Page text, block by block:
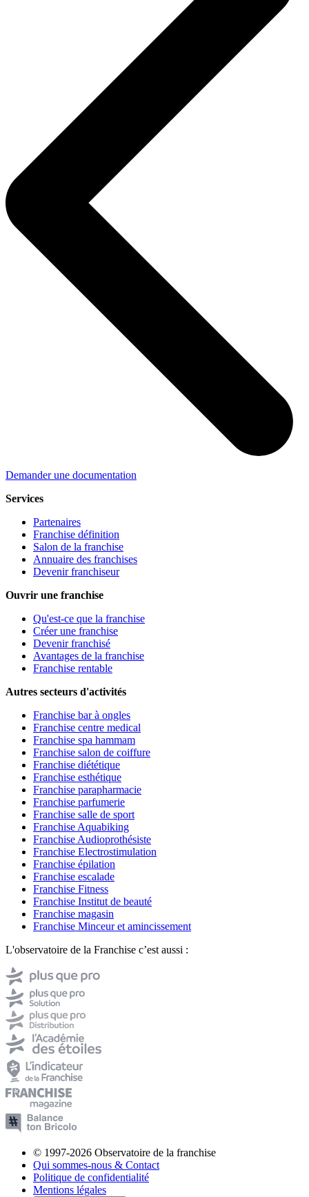
Demander une documentation
Services
Partenaires
Franchise définition
Salon de la franchise
Annuaire des franchises
Devenir franchiseur
Ouvrir une franchise
Qu'est-ce que la franchise
Créer une franchise
Devenir franchisé
Avantages de la franchise
Franchise rentable
Autres secteurs d'activités
Franchise bar à ongles
Franchise centre medical
Franchise spa hammam
Franchise salon de coiffure
Franchise diététique
Franchise esthétique
Franchise parapharmacie
Franchise parfumerie
Franchise salle de sport
Franchise Aquabiking
Franchise Audioprothésiste
Franchise Electrostimulation
Franchise épilation
Franchise escalade
Franchise Fitness
Franchise Institut de beauté
Franchise magasin
Franchise Minceur et amincissement
L'observatoire de la Franchise c’est aussi :
© 1997-2026 Observatoire de la franchise
Qui sommes-nous & Contact
Politique de confidentialité
Mentions légales